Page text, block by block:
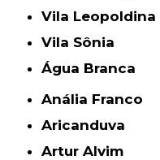
Vila Leopoldina
Vila Sônia
Água Branca
Anália Franco
Aricanduva
Artur Alvim